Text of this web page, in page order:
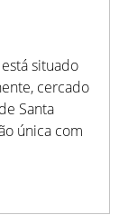
situado
cercado
Santa
única com